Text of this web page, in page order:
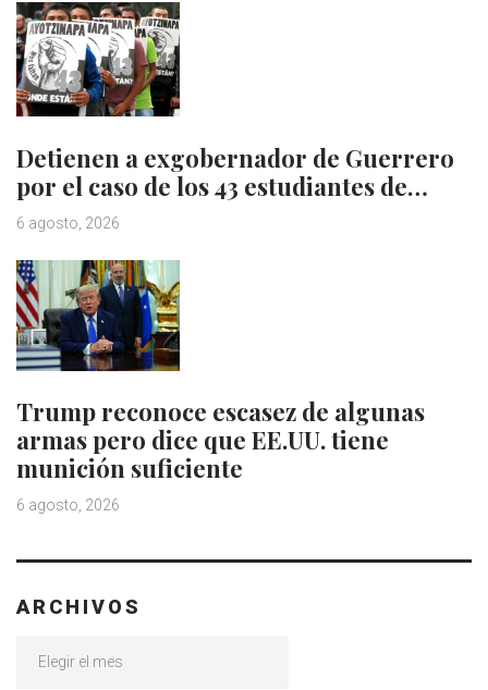
Detienen a exgobernador de Guerrero
por el caso de los 43 estudiantes de…
6 agosto, 2026
Trump reconoce escasez de algunas
armas pero dice que EE.UU. tiene
munición suficiente
6 agosto, 2026
ARCHIVOS